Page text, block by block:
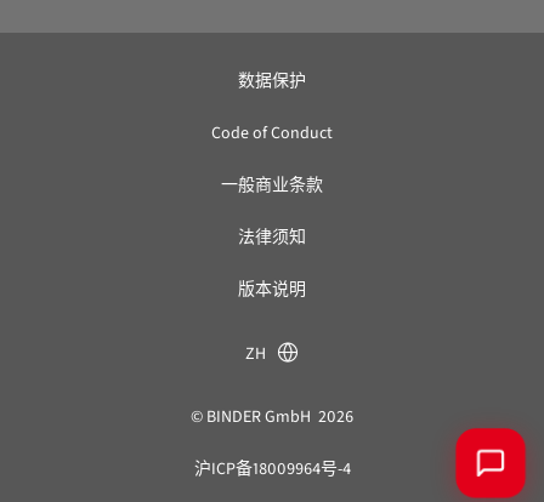
© BINDER GmbH 2026
沪ICP备18009964号-4
数据保护
Code of Conduct
一般商业条款
法律须知
版本说明
ZH